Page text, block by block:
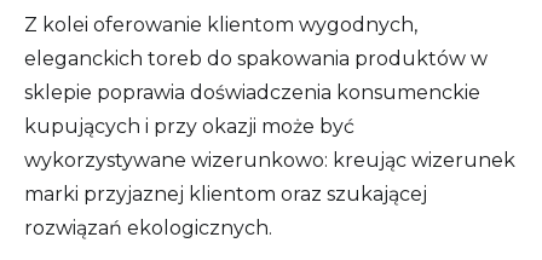
Z kolei oferowanie klientom wygodnych,
eleganckich toreb do spakowania produktów w
sklepie poprawia doświadczenia konsumenckie
kupujących i przy okazji może być
wykorzystywane wizerunkowo: kreując wizerunek
marki przyjaznej klientom oraz szukającej
rozwiązań ekologicznych.